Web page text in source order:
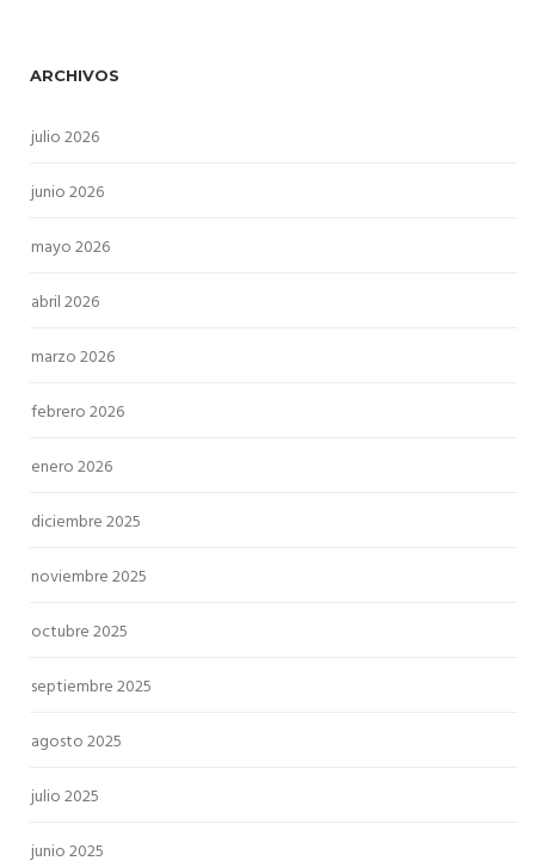
ARCHIVOS
julio 2026
junio 2026
mayo 2026
abril 2026
marzo 2026
febrero 2026
enero 2026
diciembre 2025
noviembre 2025
octubre 2025
septiembre 2025
agosto 2025
julio 2025
junio 2025